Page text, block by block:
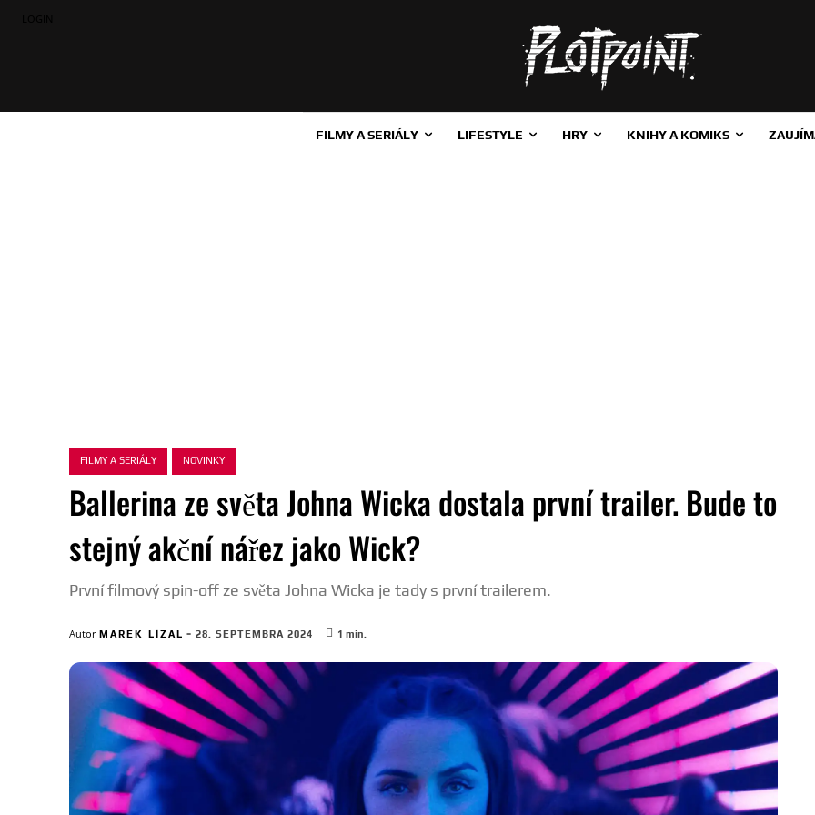
FILMY A SERIÁLY LIFESTYLE HRY KNIHY A KOMIKS
FILMY A SERIÁLY NOVINKY
Ballerina ze světa Johna Wicka dostala první trailer. Bude to
stejný akční nářez jako Wick?
První filmový spin-off ze světa Johna Wicka je tady s první trailerem.
Autor MAREK LÍZAL - 28. SEPTEMBRA 2024 1 min.